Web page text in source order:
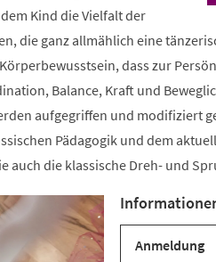
Kind die Vielfalt der
die ganz allmählich eine
dass zur
Balance, Kraft und
aufgegriffen und modifiziert
Pädagogik und dem
auch die klassische Dreh- und
Anmeldung